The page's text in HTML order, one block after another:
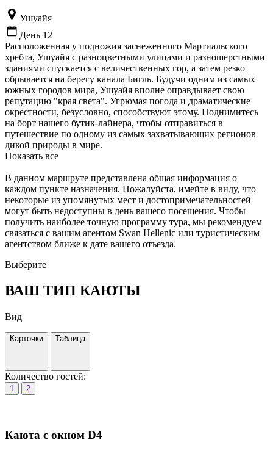
Ушуайя
День 12
Расположенная у подножия заснеженного Мартиальского
хребта, Ушуайя с разноцветными улицами и разношерстными
зданиями спускается с величественных гор, а затем резко
обрывается на берегу канала Бигль. Будучи одним из самых
южных городов мира, Ушуайя вполне оправдывает свою
репутацию "края света". Угрюмая погода и драматические
окрестности, безусловно, способствуют этому. Поднимитесь
на борт нашего бутик-лайнера, чтобы отправиться в
путешествие по одному из самых захватывающих регионов
дикой природы в мире.
Показать все
В данном маршруте представлена общая информация о
каждом пункте назначения. Пожалуйста, имейте в виду, что
некоторые из упомянутых мест и достопримечательностей
могут быть недоступны в день вашего посещения. Чтобы
получить наиболее точную программу тура, мы рекомендуем
связаться с вашим агентом Swan Hellenic или туристическим
агентством ближе к дате вашего отъезда.
Выберите
ВАШ ТИП КАЮТЫ
Вид
Карточки Таблица
Количество гостей:
1 2
Каюта с окном D4